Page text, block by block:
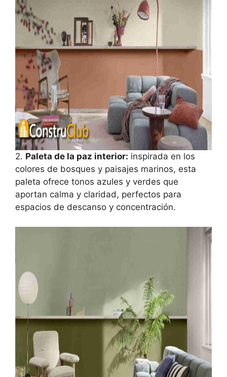
2. Paleta de la paz interior: inspirada en los
colores de bosques y paisajes marinos, esta
paleta ofrece tonos azules y verdes que
aportan calma y claridad, perfectos para
espacios de descanso y concentración.